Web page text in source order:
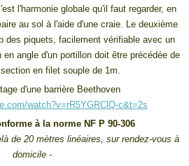
l'harmonie globale qu'il faut regarder, en
au sol à l'aide d'une craie. Le deuxième
des piquets, facilement vérifiable avec un
angle d'un portillon doit être précédée de
en filet souple de 1m.
d'une barrière Beethoven
watch?v=rR5YGRClQ-c&t=2s
à la norme NF P 90-306
de 20 mètres linéaires, sur rendez-vous à
domicile -